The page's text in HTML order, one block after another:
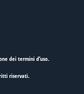
deitermini d’uso.
riservati.